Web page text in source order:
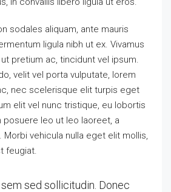
sodales aliquam, ante mauris
ligula nibh ut ex. Vivamus
pretium ac, tincidunt vel ipsum.
velit vel porta vulputate, lorem
nec scelerisque elit turpis eget
elit vel nunc tristique, eu lobortis
posuere leo ut leo laoreet, a
Morbi vehicula nulla eget elit mollis,
feugiat.
sed sollicitudin. Donec